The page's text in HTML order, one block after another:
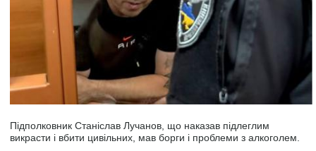
Підполковник Станіслав Лучанов, що наказав підлеглим
викрасти і вбити цивільних, мав борги і проблеми з алкоголем.